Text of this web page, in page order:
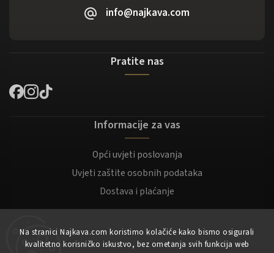
Na stranici Najkava.com koristimo kolačiće kako bismo osigurali
kvalitetno korisničko iskustvo, bez ometanja svih funkcija web
info@najkava.com
Pratite nas
Informacije za vas
Opći uvjeti poslovanja
Uvjeti zaštite osobnih podataka
Dostava i plaćanje